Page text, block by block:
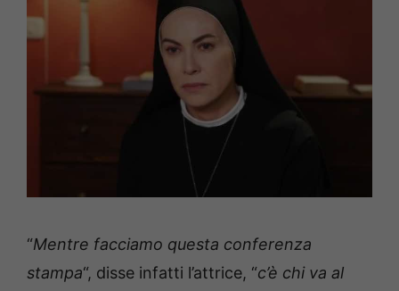
“Mentre facciamo questa conferenza
stampa“, disse infatti l’attrice, “c’è chi va al